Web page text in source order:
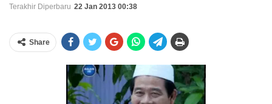
Terakhir Diperbaru 22 Jan 2013 00:38
Share